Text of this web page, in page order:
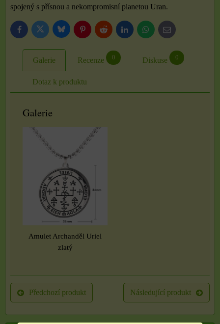
spojený s přísnou a nekompromisní planetou Uran.
FacebookTwitter BlueskyPinterestReddit LinkedInWhatsApp
E-
mail
Galerie Recenze 0 Diskuse 0
Dotaz k produktu
Galerie
Amulet Archanděl Uriel
zlatý
Předchozí produkt Následující produkt